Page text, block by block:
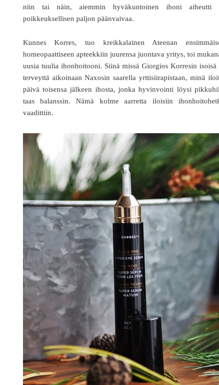
niin tai näin, aiemmin hyväkuntoinen ihoni aiheutti
poikkeuksellisen paljon päänvaivaa.
Kunnes Korres, tuo kreikkalainen Ateenan
homeopaattiseen apteekkiin juurensa juontava yritys, toi
uusia tuulia ihonhoitooni. Siinä missä Giorgios Korresin
terveyttä aikoinaan Naxosin saarella yrttisiirapistaan, minä
päivä toisensa jälkeen ihosta, jonka hyvinvointi löysi
taas balanssin. Nämä kolme aarretta iloisiin
vaadittiin.